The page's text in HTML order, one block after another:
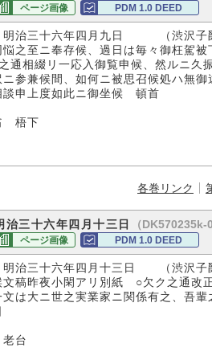
ページ画像 PDM 1.0 DEED
治三十六年四月九日 （渋沢子
之至ニ奉存候、過日は毎々御枉駕
相綴リ一応入御覧申候、然ルニ久
参兼候間、如何ニ被思召候処ハ無
談申上度如此ニ御坐候 頓首
九日
下
各巻リンク
三十六年四月十三日
（DK570235k-
ページ画像 PDM 1.0 DEED
治三十六年四月十三日 （渋沢子
文稿昨夜小閑アリ別紙 ○欠ク之通改
は大ニ世之実業家ニ関係有之、吾